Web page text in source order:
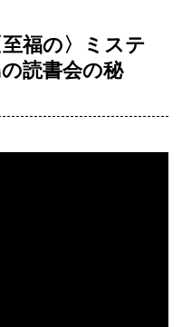
福の〉ミステ
読書会の秘